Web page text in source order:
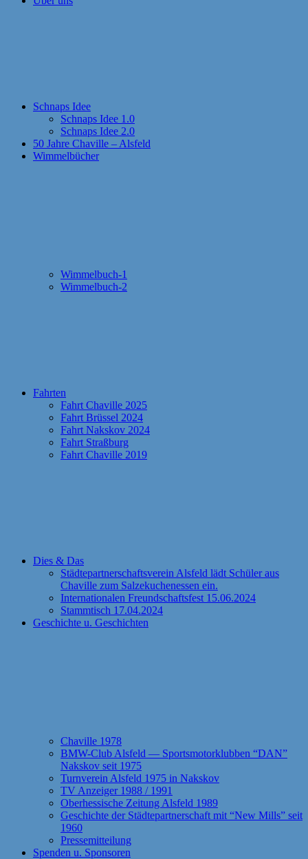
Schnaps Idee
Schnaps Idee 1.0
Schnaps Idee 2.0
50 Jahre Chaville – Alsfeld
Wimmelbücher
Wimmelbuch-1
Wimmelbuch-2
Fahrten
Fahrt Chaville 2025
Fahrt Brüssel 2024
Fahrt Nakskov 2024
Fahrt Straßburg
Fahrt Chaville 2019
Dies & Das
Städtepartnerschaftsverein Alsfeld lädt Schüler aus
Chaville zum Salzekuchenessen ein.
Internationalen Freundschaftsfest 15.06.2024
Stammtisch 17.04.2024
Geschichte u. Geschichten
Chaville 1978
BMW-Club Alsfeld — Sportsmotorklubben “DAN”
Nakskov seit 1975
Turnverein Alsfeld 1975 in Nakskov
TV Anzeiger 1988 / 1991
Oberhessische Zeitung Alsfeld 1989
Geschichte der Städtepartnerschaft mit “New Mills” seit
1960
Pressemitteilung
Spenden u. Sponsoren